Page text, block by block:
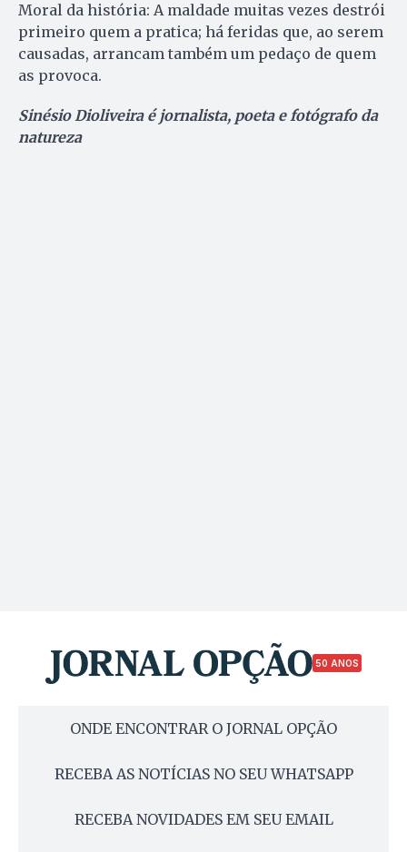
Moral da história: A maldade muitas vezes destrói
primeiro quem a pratica; há feridas que, ao serem
causadas, arrancam também um pedaço de quem
as provoca.
Sinésio Dioliveira é jornalista, poeta e fotógrafo da
natureza
50 ANOS
ONDE ENCONTRAR O JORNAL OPÇÃO
RECEBA AS NOTÍCIAS NO SEU WHATSAPP
RECEBA NOVIDADES EM SEU EMAIL